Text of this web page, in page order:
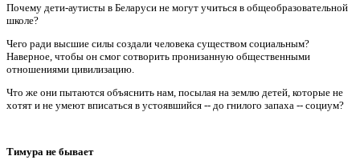
Почему дети-аутисты в Беларуси не могут учиться в общеобразовательной
школе?
Чего ради высшие силы создали человека существом социальным?
Наверное, чтобы он смог сотворить пронизанную общественными
отношениями цивилизацию.
Что же они пытаются объяснить нам, посылая на землю детей, которые не
хотят и не умеют вписаться в устоявшийся -- до гнилого запаха -- социум?
Тимура не бывает